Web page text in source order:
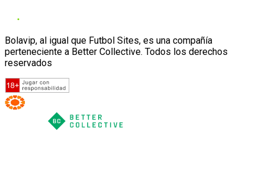
Bolavip, al igual que Futbol Sites, es una compañía
perteneciente a Better Collective. Todos los derechos
reservados